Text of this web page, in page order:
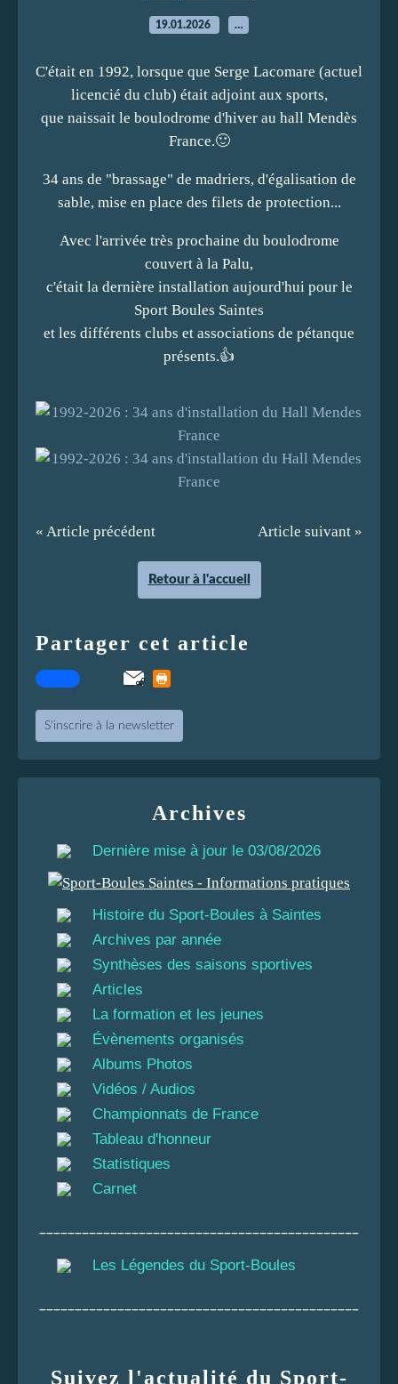
19.01.2026 …
C'était en 1992, lorsque que Serge Lacomare (actuel
licencié du club) était adjoint aux sports,
que naissait le boulodrome d'hiver au hall Mendès
France.🙂
34 ans de "brassage" de madriers, d'égalisation de
sable, mise en place des filets de protection...
Avec l'arrivée très prochaine du boulodrome
couvert à la Palu,
c'était la dernière installation aujourd'hui pour le
Sport Boules Saintes
et les différents clubs et associations de pétanque
présents.👍
« Article précédent Article suivant »
Retour à l'accueil
Partager cet article
S'inscrire à la newsletter
Archives
Dernière mise à jour le 03/08/2026
Histoire du Sport-Boules à Saintes
Archives par année
Synthèses des saisons sportives
Articles
La formation et les jeunes
Évènements organisés
Albums Photos
Vidéos / Audios
Championnats de France
Tableau d'honneur
Statistiques
Carnet
Les Légendes du Sport-Boules
Suivez l'actualité du Sport-